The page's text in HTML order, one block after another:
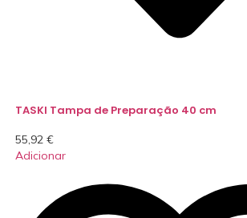
TASKI Tampa de Preparação 40 cm
55,92 €
Adicionar